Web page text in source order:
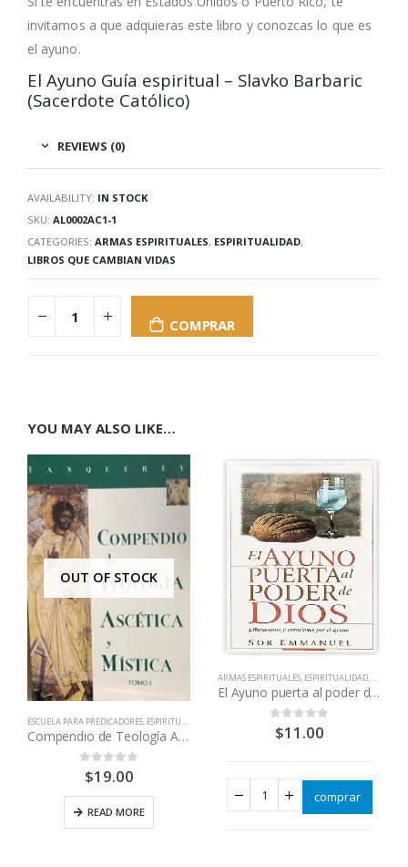
invitamos a que adquieras este libro y conozcas lo que es
el ayuno.
El Ayuno Guía espiritual – Slavko Barbaric
(Sacerdote Católico)
REVIEWS (0)
AVAILABILITY: IN STOCK
SKU: AL0002AC1-1
CATEGORIES: ARMAS ESPIRITUALES, ESPIRITUALIDAD,
LIBROS QUE CAMBIAN VIDAS
COMPRAR
YOU MAY ALSO LIKE…
OUT OF STOCK
ESCUELA PARA PREDICADORES, ESPIRITUALIDAD
Compendio de Teología Ascética y Mística Tomo I
out of 5
$19.00
READ MORE
ARMAS ESPIRITUALES, ESPIRITUALIDAD,
El Ayuno puerta al poder de Dios
out of 5
$11.00
comprar